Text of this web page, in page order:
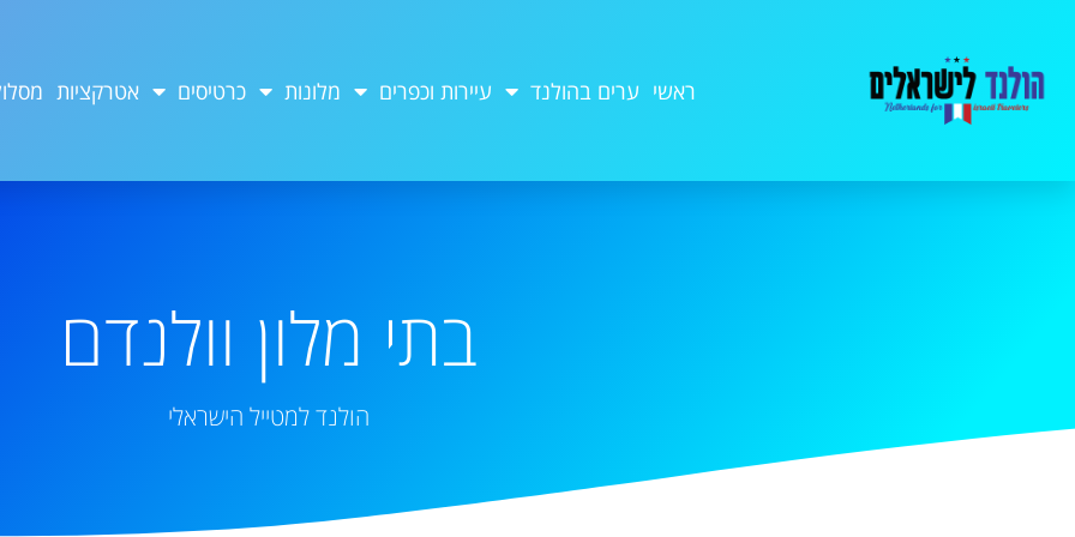
ראשי ערים בהולנד עיירות וכפרים מלונות כרטיסים אטרקציות
בתי מלון וולנדם
הולנד למטייל הישראלי